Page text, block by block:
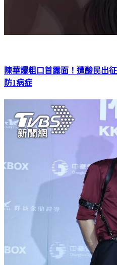
陳華爆粗口首露面！遭酸民出
防1病症